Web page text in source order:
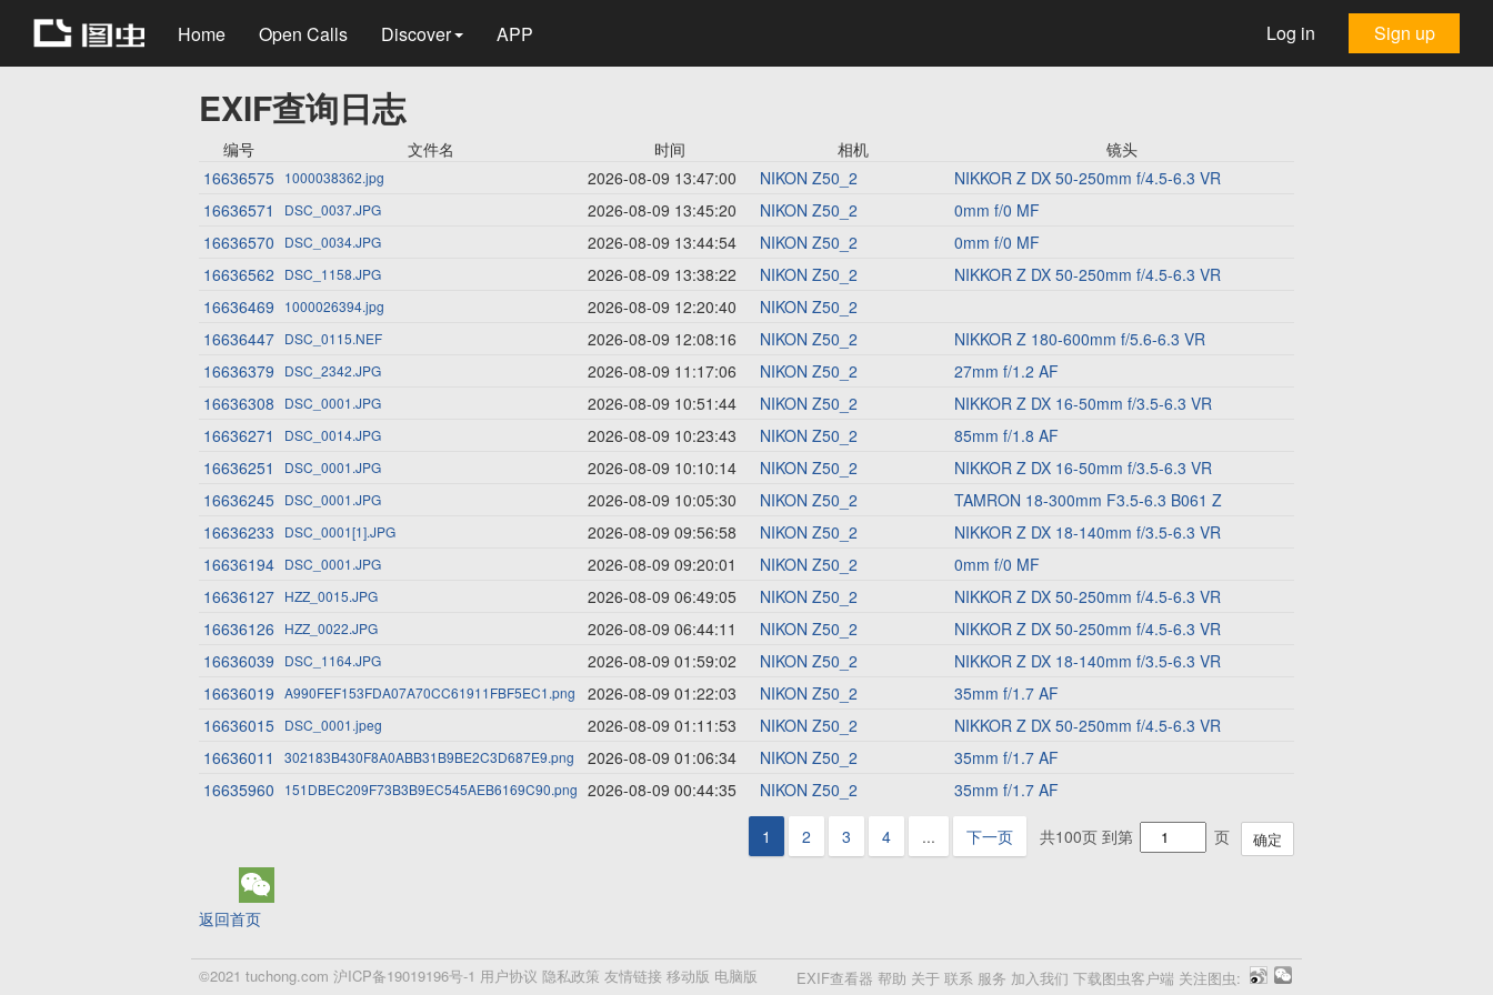
Home Open Calls Discover APP Log in Sign up
EXIF查询日志
编号 文件名 时间 相机
镜头
16636575 1000038362.jpg 2026-08-09 13:47:00 NIKON Z50_2
NIKKOR Z DX 50-250mm f/4.5-6.3 VR
16636571
DSC_0037.JPG 2026-08-09 13:45:20 NIKON Z50_2
0mm f/0 MF
16636570
DSC_0034.JPG 2026-08-09 13:44:54 NIKON Z50_2
0mm f/0 MF
16636562
DSC_1158.JPG 2026-08-09 13:38:22 NIKON Z50_2
NIKKOR Z DX 50-250mm f/4.5-6.3 VR
16636469
1000026394.jpg 2026-08-09 12:20:40
NIKON Z50_2
16636447 DSC_0115.NEF 2026-08-09 12:08:16 NIKON Z50_2
NIKKOR Z 180-600mm f/5.6-6.3 VR
16636379
DSC_2342.JPG 2026-08-09 11:17:06 NIKON Z50_2
27mm f/1.2 AF
16636308
DSC_0001.JPG 2026-08-09 10:51:44 NIKON Z50_2
NIKKOR Z DX 16-50mm f/3.5-6.3 VR
16636271
DSC_0014.JPG 2026-08-09 10:23:43 NIKON Z50_2
85mm f/1.8 AF
16636251
DSC_0001.JPG 2026-08-09 10:10:14 NIKON Z50_2
NIKKOR Z DX 16-50mm f/3.5-6.3 VR
16636245 DSC_0001.JPG 2026-08-09 10:05:30 NIKON Z50_2
TAMRON 18-300mm F3.5-6.3 B061 Z
16636233
DSC_0001[1].JPG 2026-08-09 09:56:58 NIKON Z50_2
NIKKOR Z DX 18-140mm f/3.5-6.3 VR
16636194 DSC_0001.JPG 2026-08-09 09:20:01 NIKON Z50_2
0mm f/0 MF
16636127 HZZ_0015.JPG 2026-08-09 06:49:05 NIKON Z50_2
NIKKOR Z DX 50-250mm f/4.5-6.3 VR
16636126
HZZ_0022.JPG 2026-08-09 06:44:11 NIKON Z50_2
NIKKOR Z DX 50-250mm f/4.5-6.3 VR
16636039
DSC_1164.JPG 2026-08-09 01:59:02 NIKON Z50_2
NIKKOR Z DX 18-140mm f/3.5-6.3 VR
16636019 A990FEF153FDA07A70CC61911FBF5EC1.png 2026-08-09 01:22:03 NIKON Z50_2
35mm f/1.7 AF
16636015 DSC_0001.jpeg 2026-08-09 01:11:53 NIKON Z50_2
NIKKOR Z DX 50-250mm f/4.5-6.3 VR
16636011
302183B430F8A0ABB31B9BE2C3D687E9.png 2026-08-09 01:06:34 NIKON Z50_2
35mm f/1.7 AF
16635960
151DBEC209F73B3B9EC545AEB6169C90.png 2026-08-09 00:44:35 NIKON Z50_2 35mm f/1.7 AF
1 2 3 4 ... 下一页 共100页 到第 页 确定
返回首页
©2021 tuchong.com 沪ICP备19019196号-1 用户协议 隐私政策 友情链接 移动版 电脑版 EXIF查看器 帮助 关于 联系 服务 加入我们 下载图虫客户端 关注图虫: